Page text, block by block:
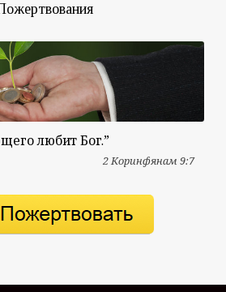
любит Бог.”
2 Коринфянам 9:7